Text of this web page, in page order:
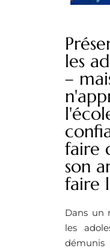
les
–
faire
son
faire
Dans un
les